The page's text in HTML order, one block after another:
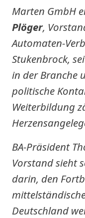
Marten GmbH
Plöger,
Automaten-
Stukenbrock,
in der Branche
politische
Weiterbildung
BA-Präsident
Vorstand sieht
darin, den
Deutschland